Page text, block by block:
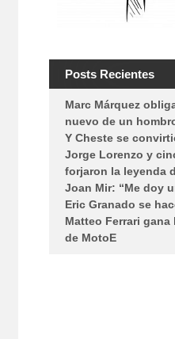
Posts Recientes
Marc Márquez
nuevo de un
Y Cheste se
Jorge Lorenzo y
forjaron la leyenda
Joan Mir: “Me doy
Eric Granado se
Matteo Ferrari
de MotoE